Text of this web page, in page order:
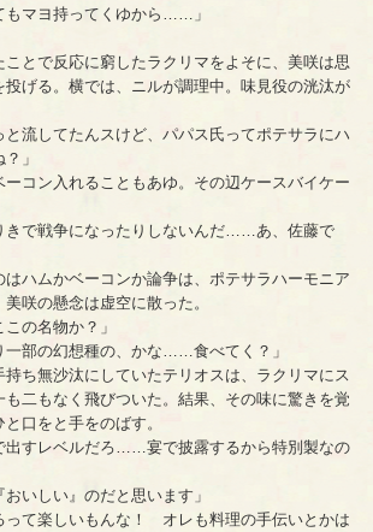
もマヨ持ってくゆから……」
とで反応に窮したラクリマをよそに、美咲は思
投げる。横では、ニルが調理中。味見役の洸汰が
と流してたんスけど、パパス氏ってポテサラにハ
」
ーコン入れることもあゆ。その辺ケースバイケー
きで戦争になったりしないんだ……あ、佐藤で
ハムかベーコンか論争は、ポテサラハーモニア
咲の懸念は虚空に散った。
の名物か？」
一部の幻想種の、かな……食べてく？」
ち無沙汰にしていたテリオスは、ラクリマにス
も二もなく飛びついた。結果、その味に驚きを覚
口をと手をのばす。
出すレベルだろ……宴で披露するから特別製なの
おいしい』のだと思います」
って楽しいもんな！ オレも料理の手伝いとかは